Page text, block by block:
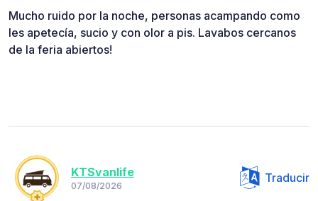
Mucho ruido por la noche, personas acampando como
les apetecía, sucio y con olor a pis. Lavabos cercanos
de la feria abiertos!
KTSvanlife
07/08/2026
Traducir